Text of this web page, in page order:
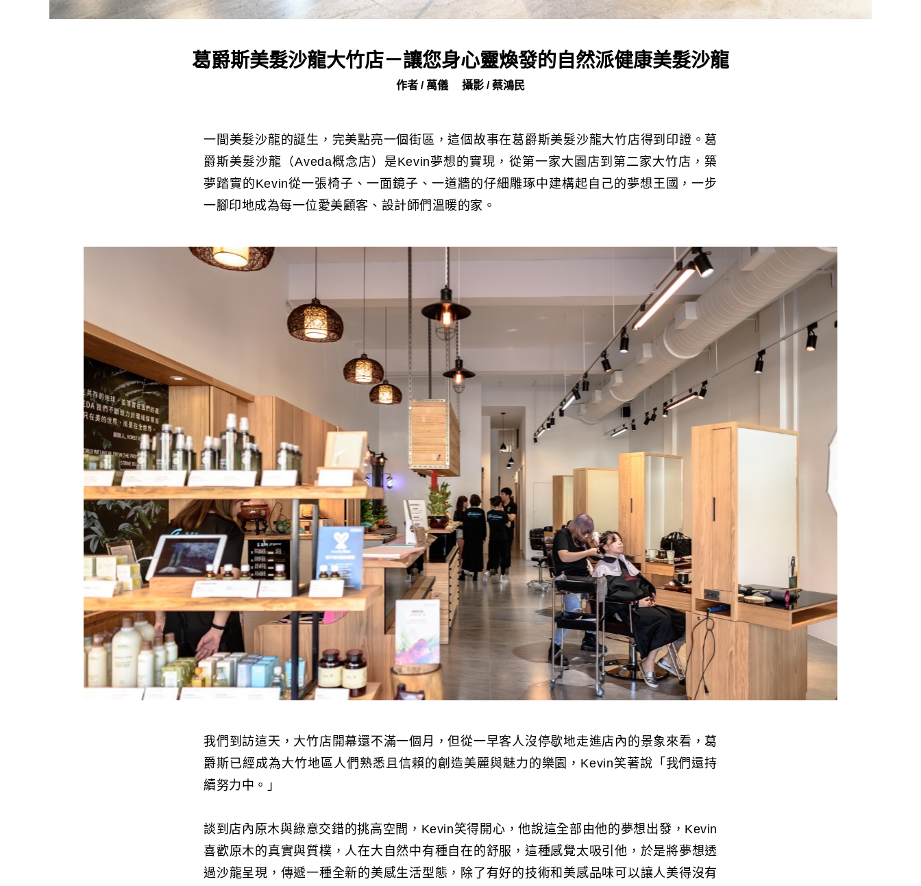
葛爵斯美髮沙龍大竹店－讓您身心靈煥發的自然派健康美髮沙龍
作者 / 萬儀 攝影 / 蔡鴻民
一間美髮沙龍的誕生，完美點亮一個街區，這個故事在葛爵斯美髮沙龍大竹店得到印證。葛
爵斯美髮沙龍（Aveda概念店）是Kevin夢想的實現，從第一家大園店到第二家大竹店，築
夢踏實的Kevin從一張椅子、一面鏡子、一道牆的仔細雕琢中建構起自己的夢想王國，一步
一腳印地成為每一位愛美顧客、設計師們溫暖的家。
我們到訪這天，大竹店開幕還不滿一個月，但從一早客人沒停歇地走進店內的景象來看，葛
爵斯已經成為大竹地區人們熟悉且信賴的創造美麗與魅力的樂園，Kevin笑著說「我們還持
續努力中。」
談到店內原木與綠意交錯的挑高空間，Kevin笑得開心，他說這全部由他的夢想出發，Kevin
喜歡原木的真實與質樸，人在大自然中有種自在的舒服，這種感覺太吸引他，於是將夢想透
過沙龍呈現，傳遞一種全新的美感生活型態，除了有好的技術和美感品味可以讓人美得沒有